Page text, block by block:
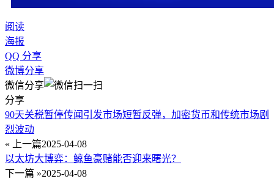
阅读
海报
QQ 分享
微博分享
微信分享
分享
90天关税暂停传闻引发市场短暂反弹，加密货币和传统市场剧
烈波动
« 上一篇2025-04-08
以太坊大博弈：鲸鱼豪赌能否迎来曙光？
下一篇 »2025-04-08